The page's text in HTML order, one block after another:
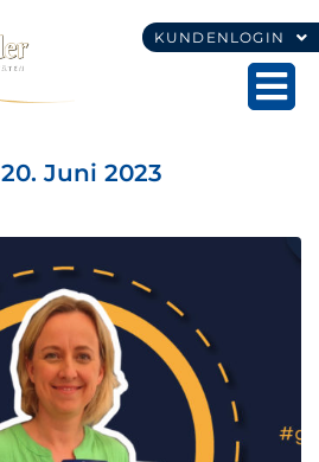
KUNDENLOGIN
20. Juni 2023